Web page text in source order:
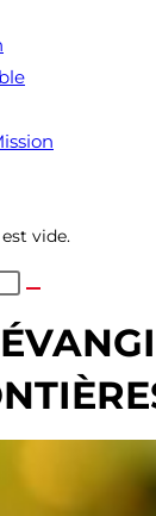
vide.